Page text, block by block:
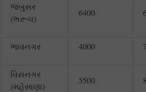
જંબુસર
(ભરૂચ)
6400
ભાવનગર 4000
વિસનગર
(મહેસાણા)
5500